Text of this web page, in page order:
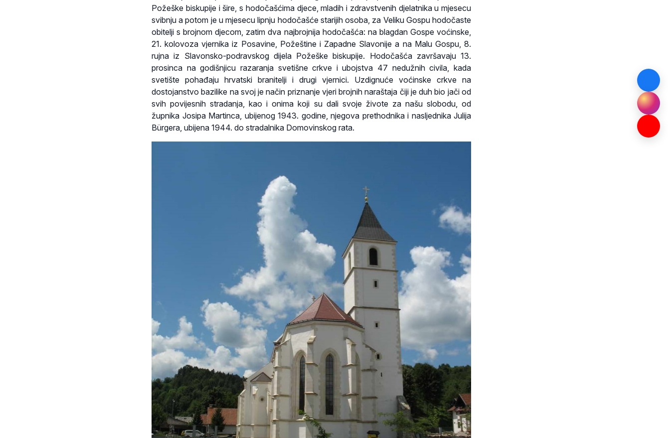
Požeške biskupije i šire, s hodočašćima djece, mladih i zdravstvenih djelatnika u mjesecu
svibnju a potom je u mjesecu lipnju hodočašće starijih osoba, za Veliku Gospu hodočaste
obitelji s brojnom djecom, zatim dva najbrojnija hodočašća: na blagdan Gospe voćinske,
21. kolovoza vjernika iz Posavine, Požeštine i Zapadne Slavonije a na Malu Gospu, 8.
rujna iz Slavonsko-podravskog dijela Požeške biskupije. Hodočašća završavaju 13.
prosinca na godišnjicu razaranja svetišne crkve i ubojstva 47 nedužnih civila, kada
svetište pohađaju hrvatski branitelji i drugi vjernici. Uzdignuće voćinske crkve na
dostojanstvo bazilike na svoj je način priznanje vjeri brojnih naraštaja čiji je duh bio jači od
svih povijesnih stradanja, kao i onima koji su dali svoje živote za našu slobodu, od
župnika Josipa Martinca, ubijenog 1943. godine, njegova prethodnika i nasljednika Julija
Bürgera, ubijena 1944. do stradalnika Domovinskog rata.